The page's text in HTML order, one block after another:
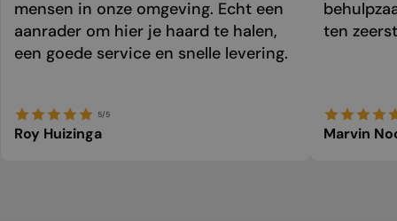
mensen in onze omgeving. Echt een
aanrader om hier je haard te halen,
een goede service en snelle levering.
5/5
Roy Huizinga
ten
Marvin